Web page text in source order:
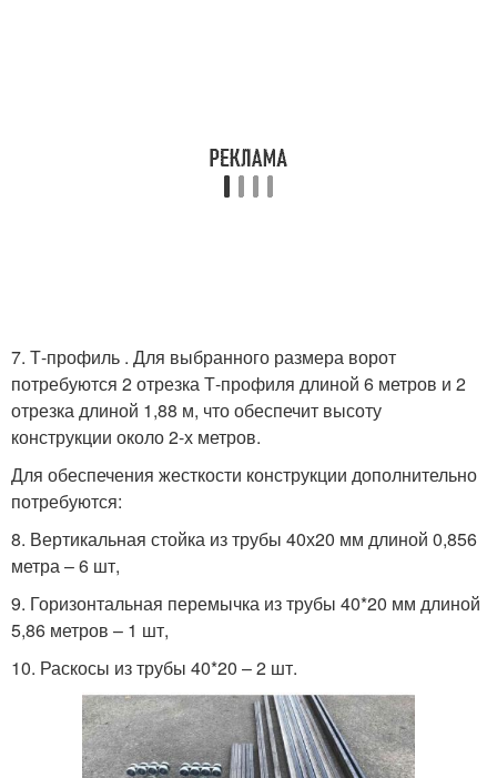
7. Т-профиль . Для выбранного размера ворот
потребуются 2 отрезка Т-профиля длиной 6 метров и 2
отрезка длиной 1,88 м, что обеспечит высоту
конструкции около 2-х метров.
Для обеспечения жесткости конструкции дополнительно
потребуются:
8. Вертикальная стойка из трубы 40х20 мм длиной 0,856
метра – 6 шт,
9. Горизонтальная перемычка из трубы 40*20 мм длиной
5,86 метров – 1 шт,
10. Раскосы из трубы 40*20 – 2 шт.